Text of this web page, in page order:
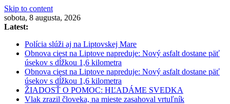
Skip to content
sobota, 8 augusta, 2026
Latest:
Polícia slúži aj na Liptovskej Mare
Obnova ciest na Liptove napreduje: Nový asfalt dostane päť
úsekov s dĺžkou 1,6 kilometra
Obnova ciest na Liptove napreduje: Nový asfalt dostane päť
úsekov s dĺžkou 1,6 kilometra
ŽIADOSŤ O POMOC: HĽADÁME SVEDKA
Vlak zrazil človeka, na mieste zasahoval vrtuľník